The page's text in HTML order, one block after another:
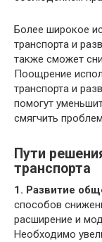
Более широкое
транспорта и
также сможет
Поощрение
транспорта и
помогут
смягчить
Пути
транспорта
1. Развитие
способов
расширение и
Необходимо